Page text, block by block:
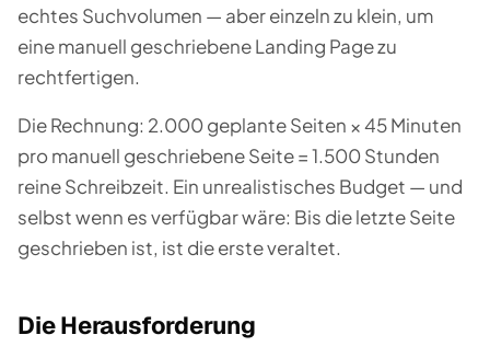
echtes Suchvolumen — aber einzeln zu klein, um
eine manuell geschriebene Landing Page zu
rechtfertigen.
Die Rechnung: 2.000 geplante Seiten × 45 Minuten
pro manuell geschriebene Seite = 1.500 Stunden
reine Schreibzeit. Ein unrealistisches Budget — und
selbst wenn es verfügbar wäre: Bis die letzte Seite
geschrieben ist, ist die erste veraltet.
Die Herausforderung